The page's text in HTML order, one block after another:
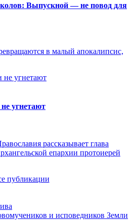
Выпускной — не повод для
в малый апокалипсис,
угнетают
рассказывает глава
епархии протоиерей
публикации